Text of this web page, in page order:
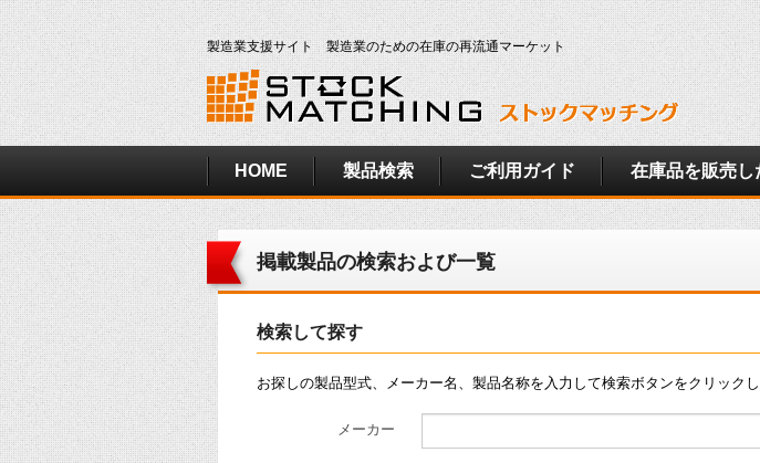
製造業支援サイト 製造業のための在庫の再流通マーケット
HOME 製品検索 ご利用ガイド 在庫品を販売し
掲載製品の検索および一覧
検索して探す
お探しの製品型式、メーカー名、製品名称を入力して検索ボタンをクリックし
メーカー